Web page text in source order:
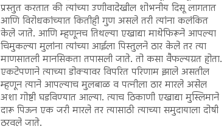
प्रस्तुत करतात की त्यांच्या उणीवादेखील शोभनीय दिसू लागतात
आणि विरोधकांच्यात कितीही गुण असले तरी त्यांना कलंकित
केले जाते. आणि म्हणूनच तिथल्या एखाद्या माथेफिरूने आपल्या
चिमुकल्या मुलांना त्यांच्या आईला पिस्तुलने ठार केले तर त्या
माणसातली मानसिकता तपासली जाते. तो कसा वैफल्यग्रत होता.
एकटेपणाने त्याच्या डोक्यावर विपरित परिणाम झाले असतील
म्हणून त्याने आपल्याच मुलबाळ व पत्नीला ठार मारले असेल
अशा गोष्टी घडविण्यात आल्या. त्याच ठिकाणी एखाद्या मुस्लिमाने
दारू पिऊन एक जरी मारले तर त्यासाठी त्याच्या समुदायाला दोषी
ठरवले जाते.